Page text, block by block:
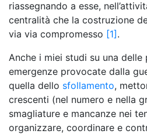
riassegnando a esse,
centralità che la costruzione
via via compromesso [1].
Anche i miei studi su una
emergenze provocate dalla
quella dello sfollamento,
crescenti (nel numero e nella
smagliature e mancanze nei
organizzare, coordinare e